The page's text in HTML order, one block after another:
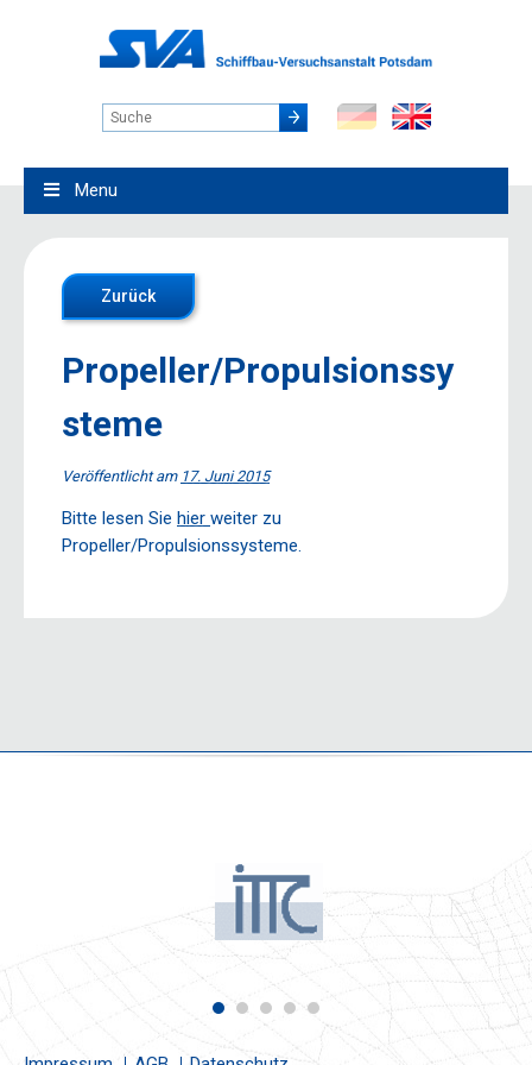
Menu
Zurück
Propeller/Propulsionssy
steme
Veröffentlicht am 17. Juni 2015
Bitte lesen Sie hier weiter zu
Propeller/Propulsionssysteme.